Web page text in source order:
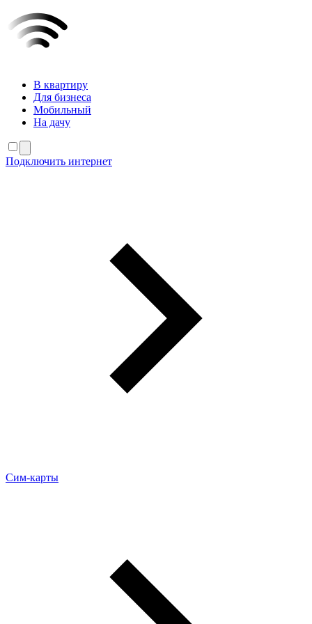
В квартиру
Для бизнеса
Мобильный
На дачу
Подключить интернет
Сим-карты